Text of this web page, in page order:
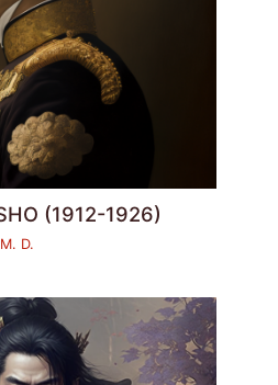
(1912-1926)
M. D.